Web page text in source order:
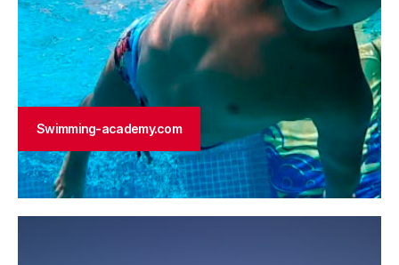
Swimming-academy.com